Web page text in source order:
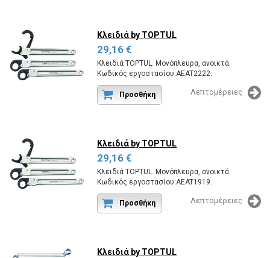
Κλειδιά by TOPTUL
29,16 €
Κλειδιά TOPTUL. Μονόπλευρα, ανοικτά.
Κωδικός εργοστασίου:AEAT2222.
Προσθήκη Λεπτομέρειες
Κλειδιά by TOPTUL
29,16 €
Κλειδιά TOPTUL. Μονόπλευρα, ανοικτά.
Κωδικός εργοστασίου:AEAT1919.
Προσθήκη Λεπτομέρειες
Κλειδιά by TOPTUL